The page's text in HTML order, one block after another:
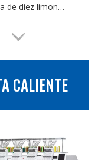
Máquina de diez limones y bordados de fijación caliente mixta para tela
CALIENTE